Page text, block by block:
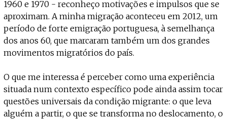
1960 e 1970 - reconheço motivações e impulsos que se
aproximam. A minha migração aconteceu em 2012, um
período de forte emigração portuguesa, à semelhança
dos anos 60, que marcaram também um dos grandes
movimentos migratórios do país.
O que me interessa é perceber como uma experiência
situada num contexto específico pode ainda assim tocar
questões universais da condição migrante: o que leva
alguém a partir, o que se transforma no deslocamento, o